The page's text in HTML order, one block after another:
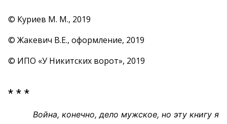
© Куриев М. М., 2019
© Жакевич В.Е., оформление, 2019
© ИПО «У Никитских ворот», 2019
* * *
Война, конечно, дело мужское, но эту книгу я